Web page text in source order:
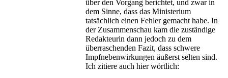
über den Vorgang berichtet, und zwar in
dem Sinne, dass das Ministerium
tatsächlich einen Fehler gemacht habe. In
der Zusammenschau kam die zuständige
Redakteurin dann jedoch zu dem
überraschenden Fazit, dass schwere
Impfnebenwirkungen äußerst selten sind.
Ich zitiere auch hier wörtlich: